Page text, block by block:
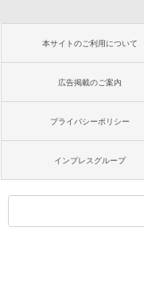
本サイトのご利用について
広告掲載のご案内
プライバシーポリシー
インプレスグループ